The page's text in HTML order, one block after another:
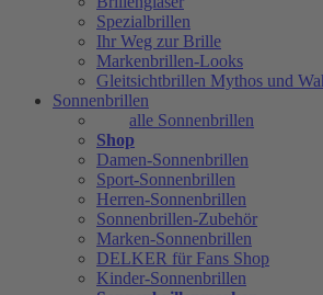
Spezialbrillen
Ihr Weg zur Brille
Markenbrillen-Looks
Gleitsichtbrillen Mythos und
Sonnenbrillen
alle Sonnenbrillen
Shop
Damen-Sonnenbrillen
Sport-Sonnenbrillen
Herren-Sonnenbrillen
Sonnenbrillen-Zubehör
Marken-Sonnenbrillen
DELKER für Fans Shop
Kinder-Sonnenbrillen